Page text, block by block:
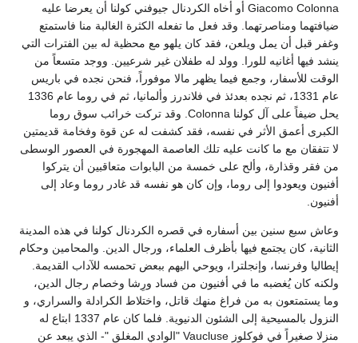
Giacomo Colonna أو أخاه الكردنال جيوفني كولنا أن يعرضا عليه
ضيافتهما ومناصرتهما. وقد فعل ما تفعله الكثرة الغالبة منا فاستمتع
وغفر قبل أن يمل ويلعن، فقد كان يلهو مع محظية له بين الفترات التي
ينشد فيها أغانيه للورا. وولد له طفلان غير شرعيين. ووجد متسعاً من
الوقت للأسفار، وجمع فيما يظهر مالا موفوراً، فنحن نجده في باريس
عام 1331، ثم نجده بعدئذ في فلاندرز وألمانيا، ثم في روما عام 1336
يحل ضيفاً على آل كولنا Colonna. وقد تركت خرائب سوق روما
الكبرى أعمق الأثر في نفسه، فقد كشفت له عن قوة وفخامة قديمتين
لا تتفقان مع ما كانت عليه تلك العاصمة المهجورة في العصور الوسطى
من فقر وقذارة، وألح على خمسة من البابوات متعاقبين أن يتركوا
أفنيون ويعودوا إلى روما، وإن كان هو نفسه قد غادر روما وعاد إلى
أفنيون.
وعاش سبع سنين بين أسفاره في قصره الكردنال كولنا في هذه المدينة
الثانية، كان يجتمع فيها بأظرف العلماء، ورجال الدين. والمحامين وحكام
إيطاليا وفرنسا، وإنجلترا، ويوحي اليهم ببعض تحمسه للآداب القديمة.
ولكنه كان يُغضبه ما في أفنيون من فساد ورِشا وخصام رجال الدين،
وما يستمتعون به من فراغ منهك قاتل، واختلاط الكرادلة والسراري، و
النزول بالمسيحية إلى الشئون الدنيوية. فلما كان عام 1337 ابتاع له
منزلا صغيراً في فوكلوز Vaucluse "الوادي المغلق "- الذي يبعد عن